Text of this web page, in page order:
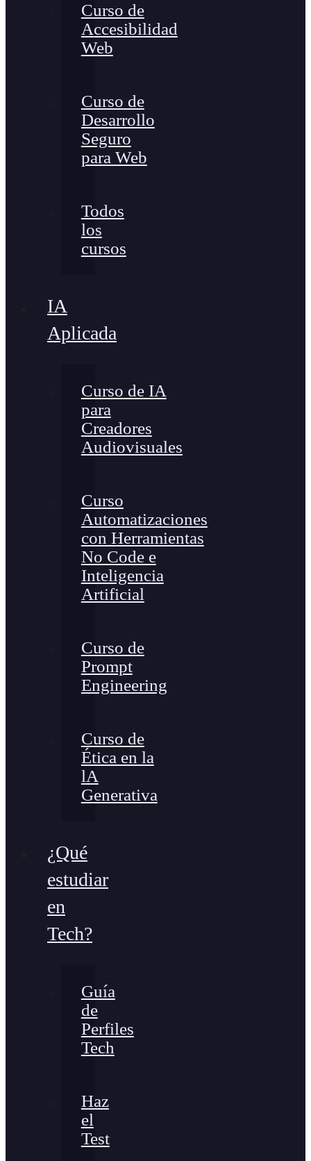
Curso de
Accesibilidad
Web
Curso de
Desarrollo
Seguro
para Web
Todos
los
cursos
IA
Aplicada
Curso de IA
para
Creadores
Audiovisuales
Curso
Automatizaciones
con Herramientas
No Code e
Inteligencia
Artificial
Curso de
Prompt
Engineering
Curso de
Ética en la
lA
Generativa
¿Qué
estudiar
en
Tech?
Guía
de
Perfiles
Tech
Haz
el
Test